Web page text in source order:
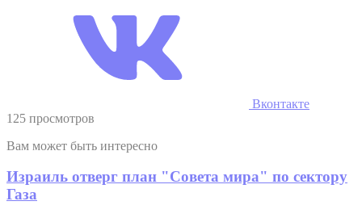
Вконтакте
125 просмотров
Вам может быть интересно
Израиль отверг план "Совета мира" по сектору
Газа